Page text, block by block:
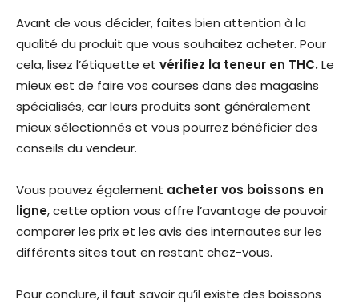
Avant de vous décider, faites bien attention à la
qualité du produit que vous souhaitez acheter. Pour
cela, lisez l’étiquette et vérifiez la teneur en THC.Le
mieux est de faire vos courses dans des magasins
spécialisés, car leurs produits sont généralement
mieux sélectionnés et vous pourrez bénéficier des
conseils du vendeur.
Vous pouvez également acheter vos boissons en
ligne, cette option vous offre l’avantage de pouvoir
comparer les prix et les avis des internautes sur les
différents sites tout en restant chez-vous.
Pour conclure, il faut savoir qu’il existe des boissons